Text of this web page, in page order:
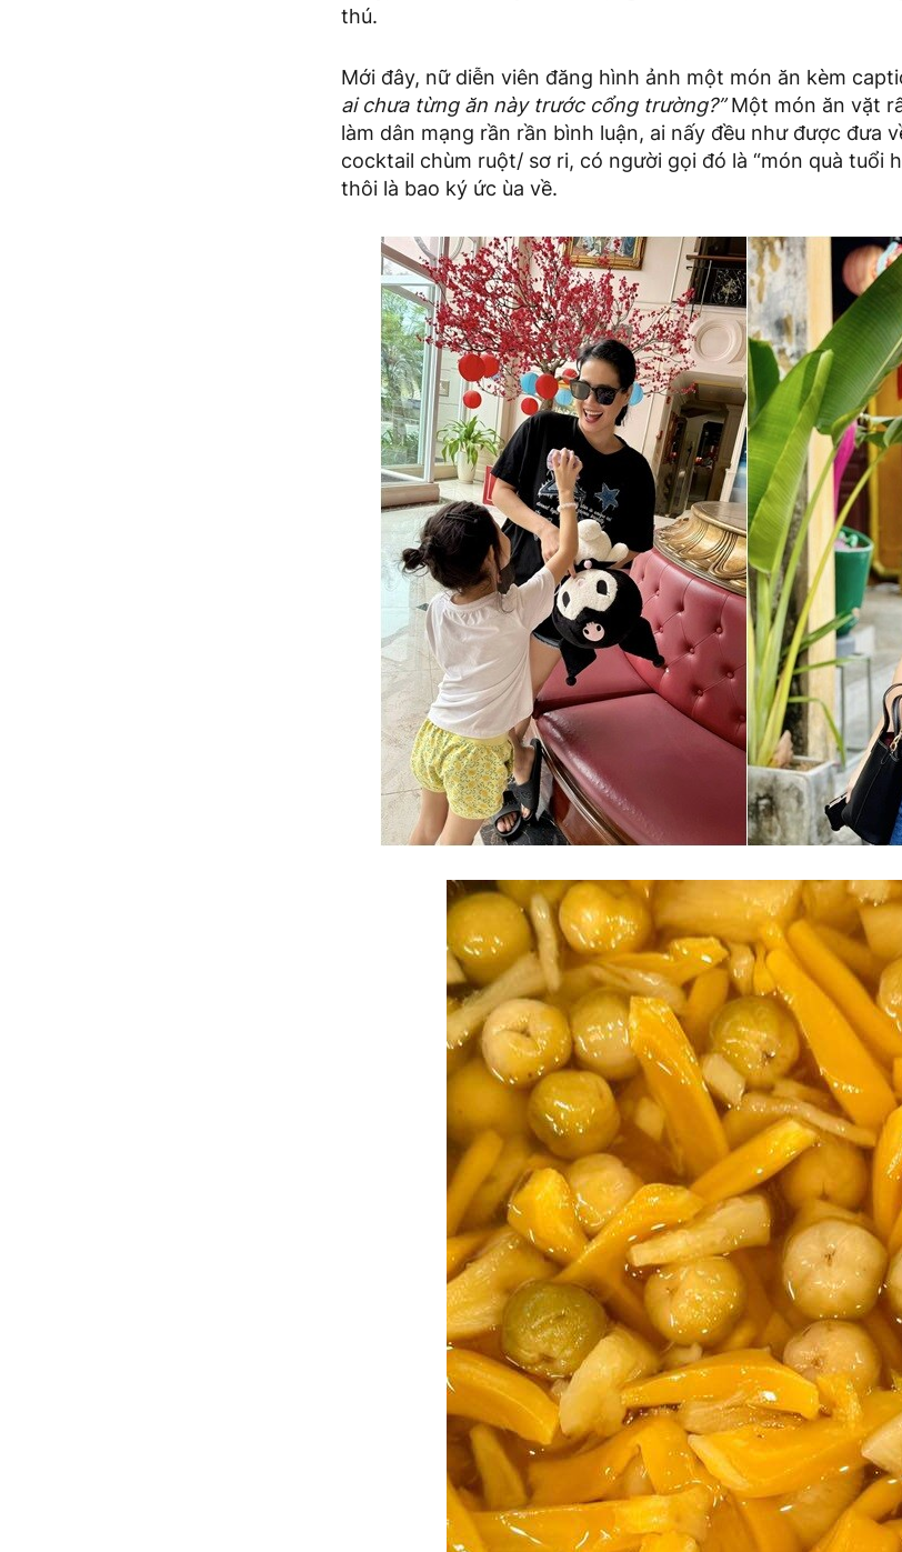
thú.
Mới đây, nữ diễn viên đăng hình ảnh một món ăn kèm
ai chưa từng ăn này trước cổng trường?”Một món ăn vặt
làm dân mạng rần rần bình luận, ai nấy đều như được đưa
cocktail chùm ruột/ sơ ri, có người gọi đó là “món quà tuổi
thôi là bao ký ức ùa về.